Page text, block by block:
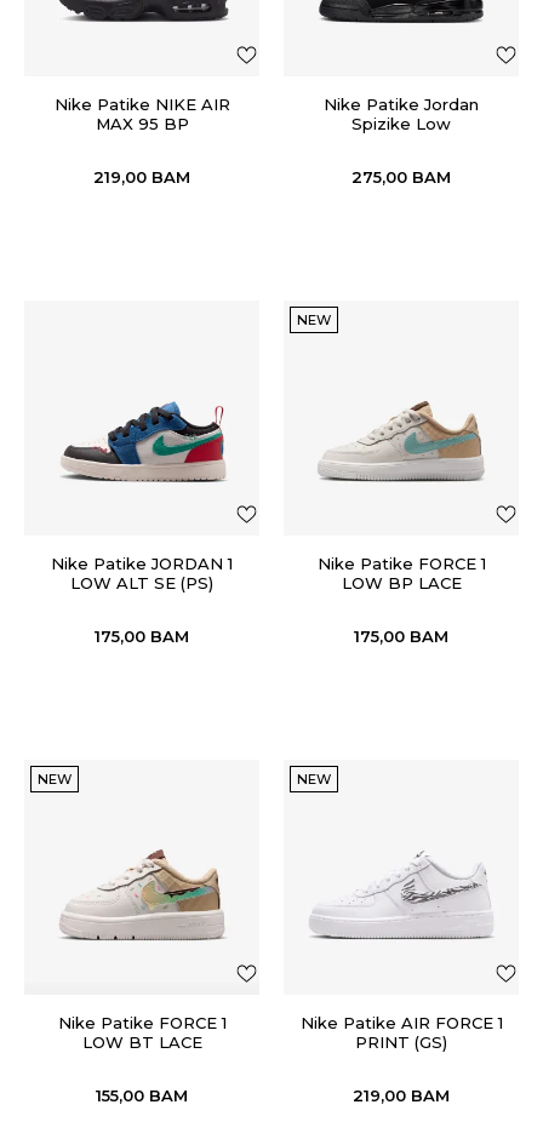
Nike Patike NIKE AIR
MAX 95 BP
219,00 BAM
Nike Patike Jordan
Spizike Low
275,00 BAM
Nike Patike JORDAN 1
LOW ALT SE (PS)
175,00 BAM
NEW
Nike Patike FORCE 1
LOW BP LACE
175,00 BAM
NEW
Nike Patike FORCE 1
LOW BT LACE
155,00 BAM
NEW
Nike Patike AIR FORCE 1
PRINT (GS)
219,00 BAM